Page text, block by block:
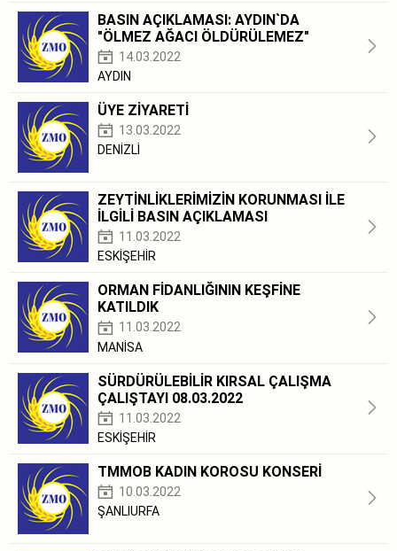
BASIN AÇIKLAMASI: AYDIN`DA
"ÖLMEZ AĞACI ÖLDÜRÜLEMEZ"
14.03.2022
AYDIN
ÜYE ZİYARETİ
13.03.2022
DENİZLİ
ZEYTİNLİKLERİMİZİN KORUNMASI İLE
İLGİLİ BASIN AÇIKLAMASI
11.03.2022
ESKİŞEHİR
ORMAN FİDANLIĞININ KEŞFİNE
KATILDIK
11.03.2022
MANİSA
SÜRDÜRÜLEBİLİR KIRSAL ÇALIŞMA
ÇALIŞTAYI 08.03.2022
11.03.2022
ESKİŞEHİR
TMMOB KADIN KOROSU KONSERİ
10.03.2022
ŞANLIURFA